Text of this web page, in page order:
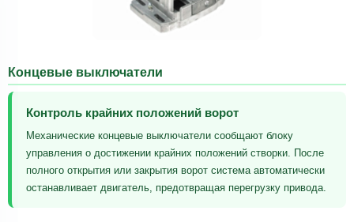
Концевые выключатели
Контроль крайних положений ворот
Механические концевые выключатели сообщают блоку
управления о достижении крайних положений створки. После
полного открытия или закрытия ворот система автоматически
останавливает двигатель, предотвращая перегрузку привода.